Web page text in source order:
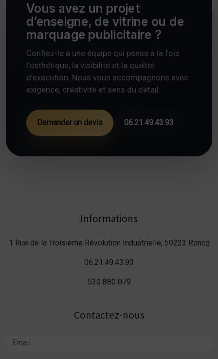
Vous avez un projet
d’enseigne, de vitrine ou de
marquage publicitaire ?
Confiez-le à une équipe qui pense à la fois
l’esthétique, la visibilité et la qualité
d’exécution. Nous vous accompagnons avec
exigence, créativité et sens du détail.
Demander un devis 06.21.49.43.93
Informations
1 Rue de la Troisième Révolution Industrielle, 59223 Roncq
06.21.49.43.93
530 880 079
Contactez-nous